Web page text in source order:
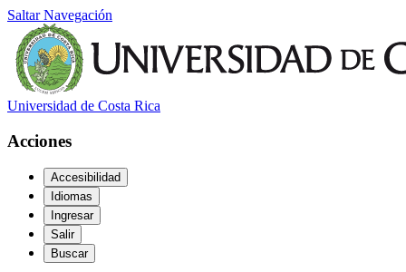
Saltar Navegación
Universidad de Costa Rica
Acciones
Accesibilidad
Idiomas
Ingresar
Salir
Buscar